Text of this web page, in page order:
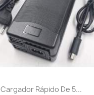
Vista rápida
Cargador Rápido De 5...